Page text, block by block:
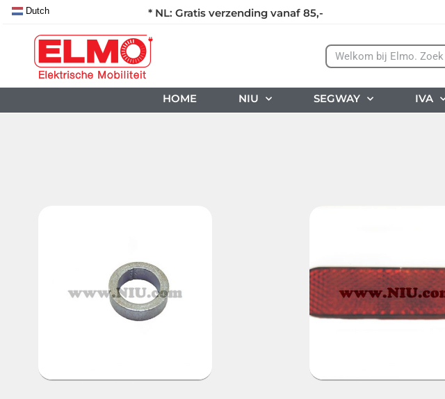
* NL: Gratis verzending vanaf 85,-
Dutch
HOME NIU SEGWAY IVA